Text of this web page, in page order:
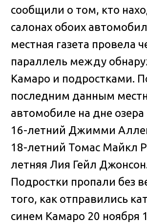
сообщили о том, кто
салонах обоих
местная газета провела
параллель между
Камаро и подростками.
последним данным
автомобиле на дне озера
16-летний Джимми
18-летний Томас Майкл
летняя Лия Гейл
Подростки пропали без
того, как отправились
синем Камаро 20 ноября